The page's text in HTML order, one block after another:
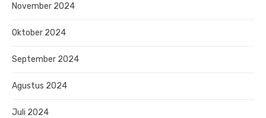
November 2024
Oktober 2024
September 2024
Agustus 2024
Juli 2024